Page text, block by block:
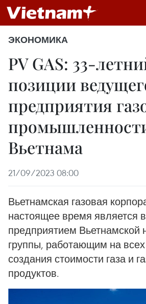
ЭКОНОМИКА
PV GAS: 33-
позиции
предприятия
Вьетнама
21/09/2023 08:00
Вьетнамская газовая
настоящее время является
предприятием Вьетнамской
группы, работающим на всех
создания стоимости газа и
продуктов.